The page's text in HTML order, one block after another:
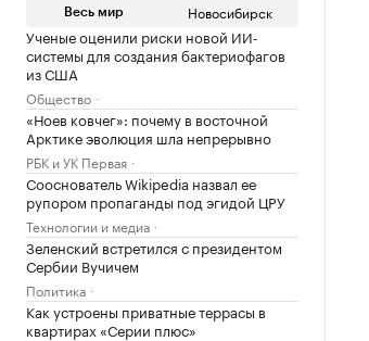
Весь мир Новосибирск
Ученые оценили риски новой ИИ-
системы для создания бактериофагов
из США
Общество
«Ноев ковчег»: почему в восточной
Арктике эволюция шла непрерывно
РБК и УК Первая
Сооснователь Wikipedia назвал ее
рупором пропаганды под эгидой ЦРУ
Технологии и медиа
Зеленский встретился с президентом
Сербии Вучичем
Политика
Как устроены приватные террасы в
квартирах «Серии плюс»